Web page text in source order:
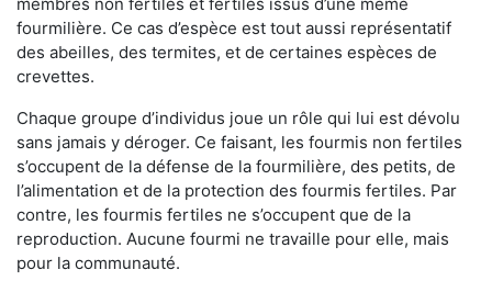
fourmilière. Ce cas d’espèce est tout aussi représentatif
des abeilles, des termites, et de certaines espèces de
crevettes.
Chaque groupe d’individus joue un rôle qui lui est dévolu
sans jamais y déroger. Ce faisant, les fourmis non fertiles
s’occupent de la défense de la fourmilière, des petits, de
l’alimentation et de la protection des fourmis fertiles. Par
contre, les fourmis fertiles ne s’occupent que de la
reproduction. Aucune fourmi ne travaille pour elle, mais
pour la communauté.